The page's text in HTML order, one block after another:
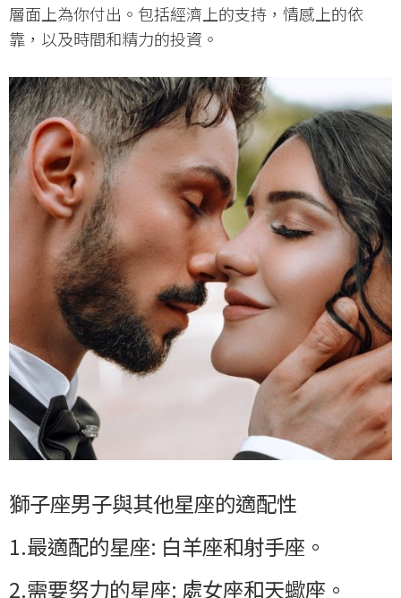
層面上為你付出。包括經濟上的支持，情感上的依
靠，以及時間和精力的投資。
獅子座男子與其他星座的適配性
1.最適配的星座: 白羊座和射手座。
2.需要努力的星座: 處女座和天蠍座。